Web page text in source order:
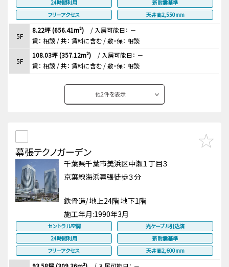
24時間利用
新耐震基準
フリーアクセス
天井高2,550mm
5F
8.22坪 (656.41m²) / 入居可能日： －
賃： 相談 / 共： 賃料に含む / 敷・保： 相談
5F
108.03坪 (357.12m²) / 入居可能日： －
賃： 相談 / 共： 賃料に含む / 敷・保： 相談
他2件を表示
幕張テクノガーデン
千葉県千葉市美浜区中瀬１丁目３
京葉線海浜幕張徒歩３分
鉄骨造/ 地上24階 地下1階
施工年月:1990年3月
セントラル空調
光ケーブル引込済
24時間利用
新耐震基準
フリーアクセス
天井高2,600mm